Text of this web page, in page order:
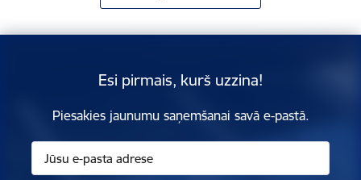
Esi pirmais, kurš uzzina!
Piesakies jaunumu saņemšanai savā e-pastā.